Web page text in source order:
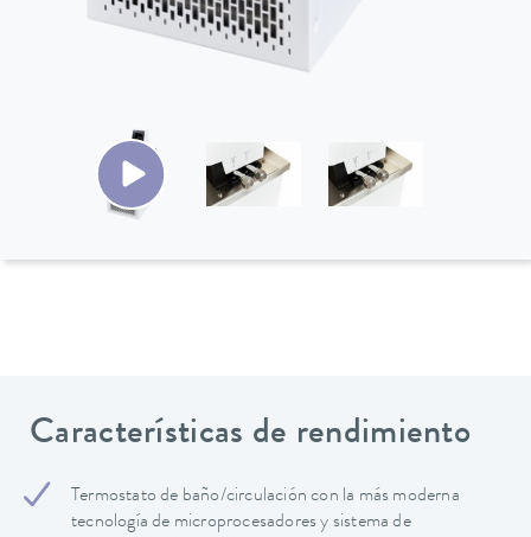
Características de rendimiento
Termostato de baño/circulación con la más moderna
tecnología de microprocesadores y sistema de